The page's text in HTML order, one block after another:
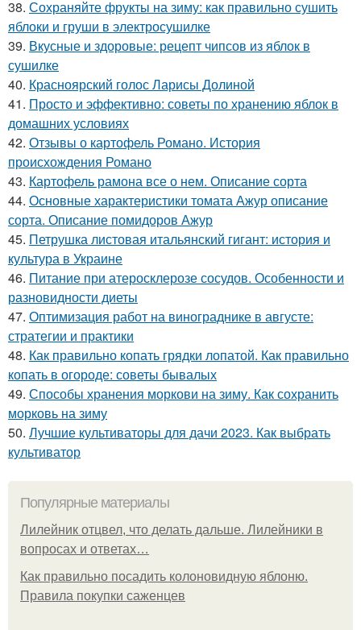
38. Сохраняйте фрукты на зиму: как правильно сушить
яблоки и груши в электросушилке
39. Вкусные и здоровые: рецепт чипсов из яблок в
сушилке
40. Красноярский голос Ларисы Долиной
41. Просто и эффективно: советы по хранению яблок в
домашних условиях
42. Отзывы о картофель Романо. История
происхождения Романо
43. Картофель рамона все о нем. Описание сорта
44. Основные характеристики томата Ажур описание
сорта. Описание помидоров Ажур
45. Петрушка листовая итальянский гигант: история и
культура в Украине
46. Питание при атеросклерозе сосудов. Особенности и
разновидности диеты
47. Оптимизация работ на винограднике в августе:
стратегии и практики
48. Как правильно копать грядки лопатой. Как правильно
копать в огороде: советы бывалых
49. Способы хранения моркови на зиму. Как сохранить
морковь на зиму
50. Лучшие культиваторы для дачи 2023. Как выбрать
культиватор
Популярные материалы
Лилейник отцвел, что делать дальше. Лилейники в
вопросах и ответах…
Как правильно посадить колоновидную яблоню.
Правила покупки саженцев